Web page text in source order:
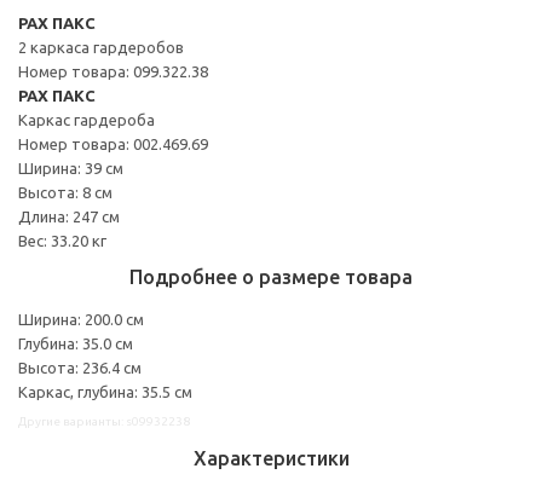
PAX ПАКС
2 каркаса гардеробов
Номер товара: 099.322.38
PAX ПАКС
Каркас гардероба
Номер товара: 002.469.69
Ширина: 39 см
Высота: 8 см
Длина: 247 см
Вес: 33.20 кг
Подробнее о размере товара
Ширина: 200.0 см
Глубина: 35.0 см
Высота: 236.4 см
Каркас, глубина: 35.5 см
Характеристики